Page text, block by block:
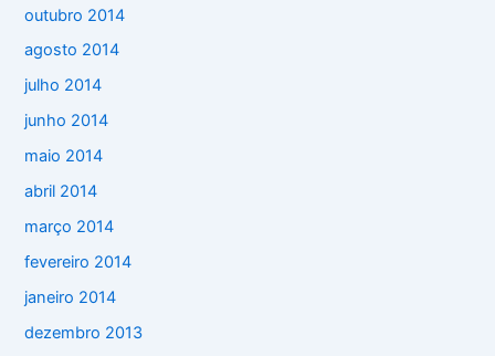
outubro 2014
agosto 2014
julho 2014
junho 2014
maio 2014
abril 2014
março 2014
fevereiro 2014
janeiro 2014
dezembro 2013